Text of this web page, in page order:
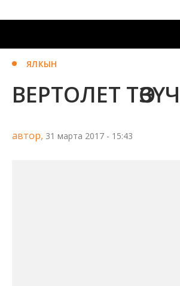
ЯЛКЫН
ВЕРТОЛЕТ
автор, 31 марта 2017 - 15:43